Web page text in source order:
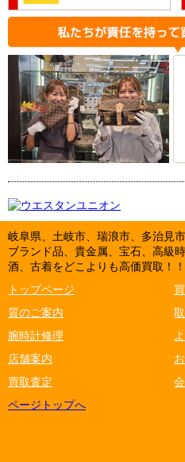
岐阜県、土岐市、瑞浪市、多治見
ブランド品、貴金属、宝石、高級
酒、古着をどこよりも高価買取！！
トップページ
質のご案内
腕時計修理
店舗案内
買取査定
ページトップへ